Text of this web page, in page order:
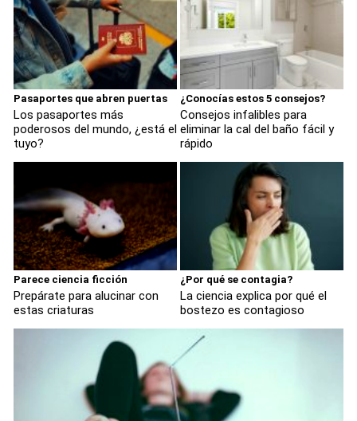
Pasaportes que abren puertas
Los pasaportes más
poderosos del mundo, ¿está el
tuyo?
¿Conocías estos 5 consejos?
Consejos infalibles para
eliminar la cal del baño fácil y
rápido
Parece ciencia ficción
Prepárate para alucinar con
estas criaturas
¿Por qué se contagia?
La ciencia explica por qué el
bostezo es contagioso